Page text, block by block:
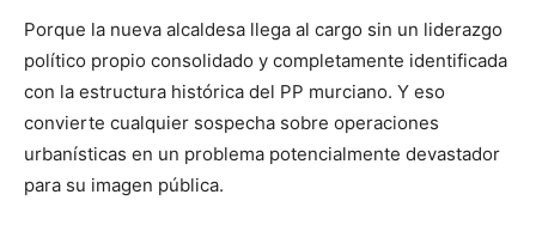
Porque la nueva alcaldesa llega al cargo sin un liderazgo
político propio consolidado y completamente identificada
con la estructura histórica del PP murciano. Y eso
convierte cualquier sospecha sobre operaciones
urbanísticas en un problema potencialmente devastador
para su imagen pública.